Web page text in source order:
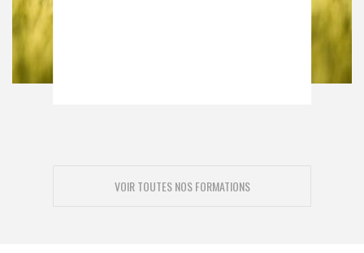
VOIR TOUTES NOS FORMATIONS